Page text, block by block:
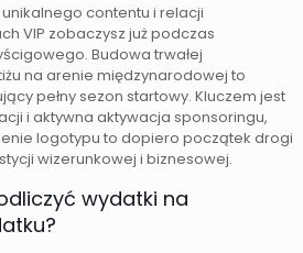
contentu i relacji
VIP zobaczysz już podczas
Budowa trwałej
na arenie międzynarodowej to
pełny sezon startowy. Kluczem jest
i aktywna aktywacja sponsoringu,
logotypu to dopiero początek drogi
wizerunkowej i biznesowej.
wydatki na